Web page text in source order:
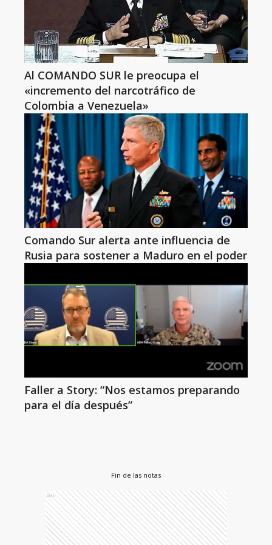
Al COMANDO SUR le preocupa el
«incremento del narcotráfico de
Colombia a Venezuela»
Comando Sur alerta ante influencia de
Rusia para sostener a Maduro en el poder
Faller a Story: “Nos estamos preparando
para el día después”
Fin de las notas
Ads